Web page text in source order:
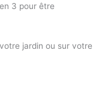
3 pour être
jardin ou sur votre